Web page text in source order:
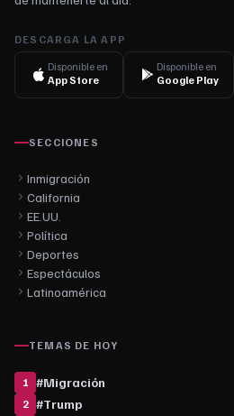
DESCARGA LA APP
Disponible en
App Store
Disponible en
Google Play
SECCIONES
Inmigración
California
EE.UU.
Política
Deportes
Espectáculos
Latinoamérica
TEMAS DE HOY
1 #Migración
2 #Trump